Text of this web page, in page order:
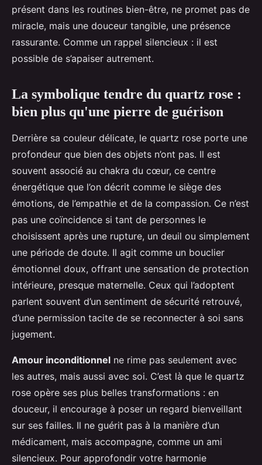
présent dans les routines bien-être, ne promet pas de
miracle, mais une douceur tangible, une présence
rassurante. Comme un rappel silencieux : il est
possible de s’apaiser autrement.
La symbolique tendre du quartz rose :
bien plus qu'une pierre de guérison
Derrière sa couleur délicate, le quartz rose porte une
profondeur que bien des objets n’ont pas. Il est
souvent associé au chakra du cœur, ce centre
énergétique que l’on décrit comme le siège des
émotions, de l’empathie et de la compassion. Ce n’est
pas une coïncidence si tant de personnes le
choisissent après une rupture, un deuil ou simplement
une période de doute. Il agit comme un bouclier
émotionnel doux, offrant une sensation de protection
intérieure, presque maternelle. Ceux qui l’adoptent
parlent souvent d’un sentiment de sécurité retrouvé,
d’une permission tacite de se reconnecter à soi sans
jugement.
Amour inconditionnel ne rime pas seulement avec
les autres, mais aussi avec soi. C’est là que le quartz
rose opère ses plus belles transformations : en
douceur, il encourage à poser un regard bienveillant
sur ses failles. Il ne guérit pas à la manière d’un
médicament, mais accompagne, comme un ami
silencieux. Pour approfondir votre harmonie